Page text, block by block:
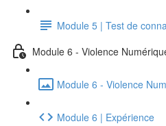
Module 5 | Test de
Module 6 - Violence
Module 6 - Violence
Module 6 | Expérience